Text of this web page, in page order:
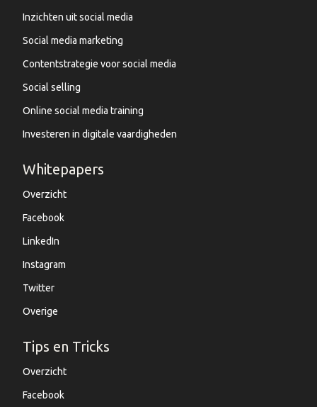
Inzichten uit social media
Social media marketing
Contentstrategie voor social media
Social selling
Online social media training
Investeren in digitale vaardigheden
Whitepapers
Overzicht
Facebook
LinkedIn
Instagram
Twitter
Overige
Tips en Tricks
Overzicht
Facebook